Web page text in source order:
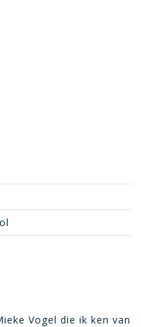
Vogel die ik ken van